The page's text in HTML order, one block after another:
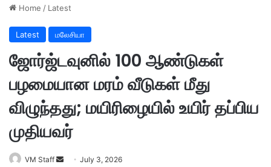
Home / Latest
Latest மலேசியா
ஜோர்ஜ்டவுனில் 100 ஆண்டுகள்
பழமையான மரம் வீடுகள் மீது
விழுந்தது; மயிரிழையில் உயிர் தப்பிய
முதியவர்
VM Staff July 3, 2026